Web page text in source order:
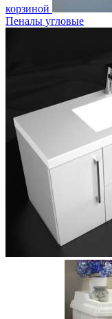
корзиной
Пеналы угловые